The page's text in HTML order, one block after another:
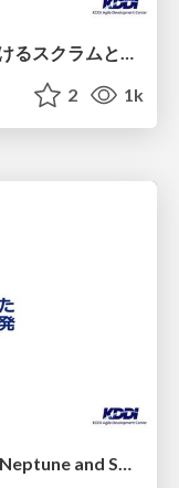
[NIKKEI Tech Talk] KDDI/KAGにおけるスクラムとコミュニティを活用したクラウド人材育成
2 1k
AWSDevDay Japan 2022 Amazon Neptune and Serverless